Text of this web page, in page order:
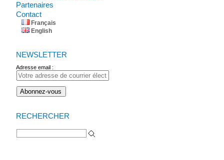
Partenaires
Contact
Français
English
NEWSLETTER
Adresse email :
RECHERCHER
Rechercher :